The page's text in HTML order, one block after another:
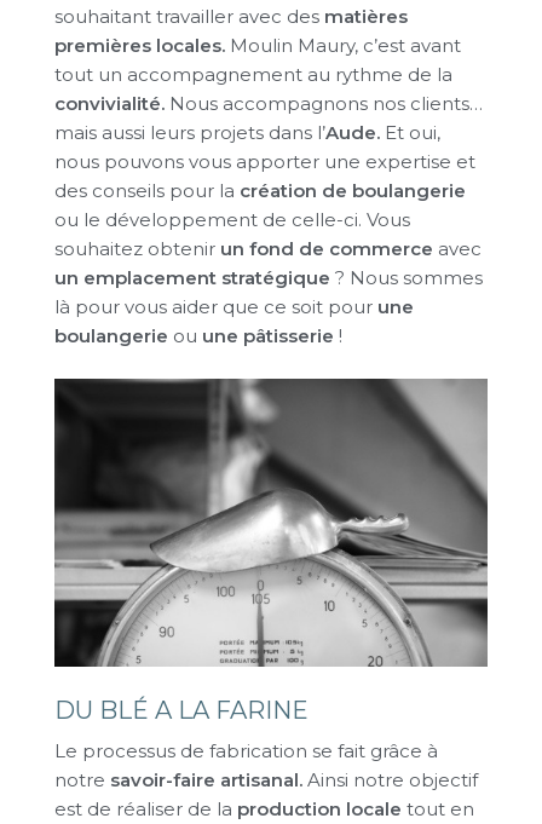
souhaitant travailler avec des matières
premières locales. Moulin Maury, c’est avant
tout un accompagnement au rythme de la
convivialité. Nous accompagnons nos clients…
mais aussi leurs projets dans l’Aude. Et oui,
nous pouvons vous apporter une expertise et
des conseils pour la création de boulangerie
ou le développement de celle-ci. Vous
souhaitez obtenir un fond de commerce avec
un emplacement stratégique ? Nous sommes
là pour vous aider que ce soit pour une
boulangerie ou une pâtisserie !
DU BLÉ A LA FARINE
Le processus de fabrication se fait grâce à
notre savoir-faire artisanal. Ainsi notre objectif
est de réaliser de la production locale tout en